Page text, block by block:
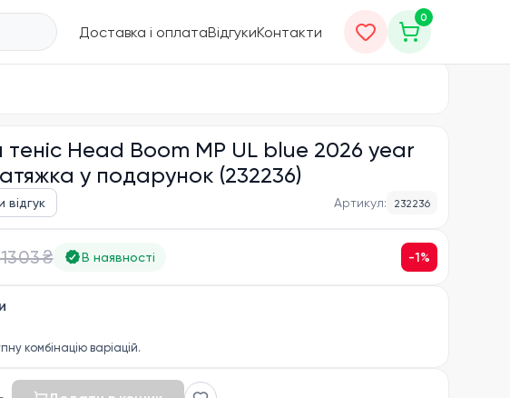
Доставка і оплатаВідгукиКонтакти
0
теніс Head Boom MP UL blue 2026 year
у подарунок (232236)
відгук Артикул: 232236
₴ В наявності -1%
комбінацію варіацій.